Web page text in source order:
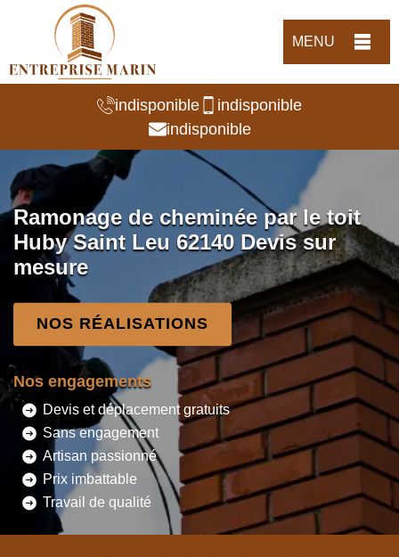
MENU
indisponible
indisponible
indisponible
Ramonage de cheminée par le toit
Huby Saint Leu 62140 Devis sur
mesure
NOS RÉALISATIONS
Nos engagements
Devis et déplacement gratuits
Sans engagement
Artisan passionné
Prix imbattable
Travail de qualité